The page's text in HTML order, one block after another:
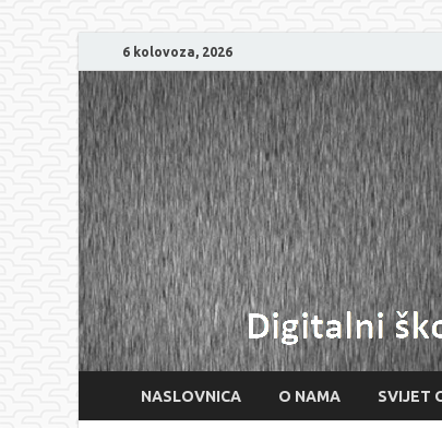
6 kolovoza, 2026
NASLOVNICA O NAMA SVIJET